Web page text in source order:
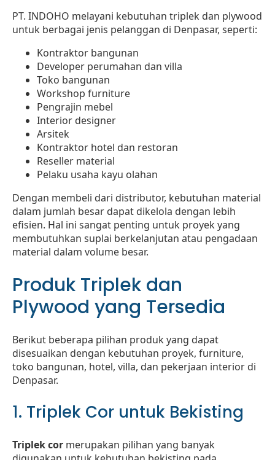
PT. INDOHO melayani kebutuhan triplek dan plywood
untuk berbagai jenis pelanggan di Denpasar, seperti:
Kontraktor bangunan
Developer perumahan dan villa
Toko bangunan
Workshop furniture
Pengrajin mebel
Interior designer
Arsitek
Kontraktor hotel dan restoran
Reseller material
Pelaku usaha kayu olahan
Dengan membeli dari distributor, kebutuhan material
dalam jumlah besar dapat dikelola dengan lebih
efisien. Hal ini sangat penting untuk proyek yang
membutuhkan suplai berkelanjutan atau pengadaan
material dalam volume besar.
Produk Triplek dan
Plywood yang Tersedia
Berikut beberapa pilihan produk yang dapat
disesuaikan dengan kebutuhan proyek, furniture,
toko bangunan, hotel, villa, dan pekerjaan interior di
Denpasar.
1. Triplek Cor untuk Bekisting
Triplek cor merupakan pilihan yang banyak